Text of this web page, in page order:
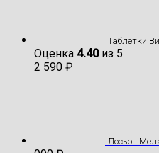
Таблетки
Оценка 4.40из 5
2 590 ₽
Лосьон